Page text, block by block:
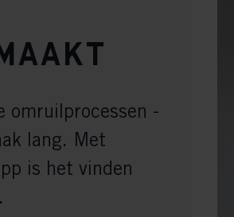
omruilprocessen -
lang. Met
is het vinden